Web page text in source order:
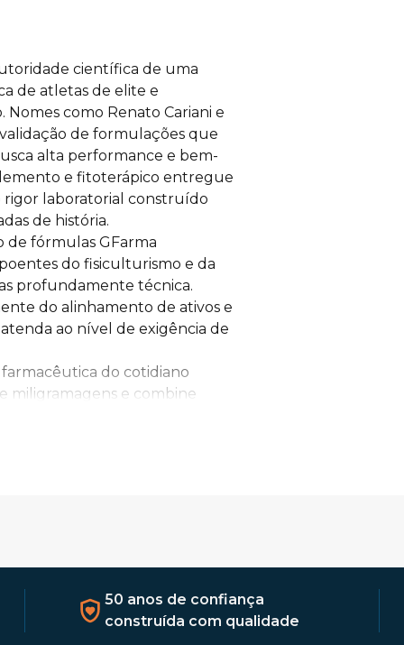
científica de uma
de atletas de elite e
Nomes como Renato Cariani e
de formulações que
alta performance e bem-
e fitoterápico entregue
rigor laboratorial construído
de história.
de fórmulas GFarma
do fisiculturismo e da
profundamente técnica.
do alinhamento de ativos e
ao nível de exigência de
do cotidiano
miligramagens e combine
são suplementos
físicos e promovem a saúde
precursores hormonais e
o ganho de força.
estar sistêmico e a recuperação
, desenvolvida para dar suporte
50 anos de confiança
construída com qualidade